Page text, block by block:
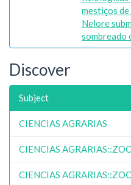
mestiços
Nelore
sombreado
Discover
Subject
CIENCIAS AGRARIAS
CIENCIAS
CIENCIAS